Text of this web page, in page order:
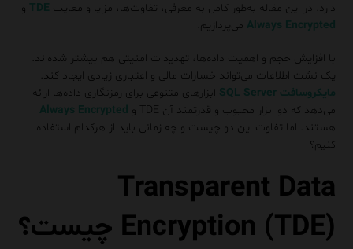
دارد. در این مقاله به‌طور کامل به معرفی، تفاوت‌ها، مزایا و معایب TDE و
Always Encrypted می‌پردازیم.
با افزایش حجم و اهمیت داده‌ها، تهدیدات امنیتی هم بیشتر شده‌اند.
یک نشت اطلاعات می‌تواند خسارات مالی و اعتباری زیادی ایجاد کند.
مایکروسافت SQL Server
ابزارهای متنوعی برای رمزنگاری داده‌ها ارائه
می‌دهد که دو ابزار محبوب و قدرتمند آن TDE و
Always Encrypted
هستند. اما تفاوت این دو چیست و چه زمانی باید از هرکدام استفاده
کنیم؟
Transparent Data
Encryption (TDE) چیست؟